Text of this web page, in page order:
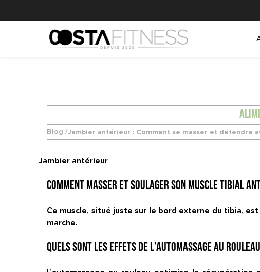
Blog /Jambier antérieur : Comment se masser et détendre
Jambier antérieur
Comment masser et soulager son muscle tibial
Ce muscle, situé juste sur le bord externe du tibia,
marche.
Quels sont les effets de l’automassage au